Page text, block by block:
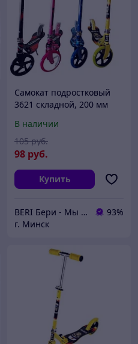
Самокат подростковый
3621 складной, 200 мм
В наличии
98 руб.
105 руб.
Купить
BERI Бери - Мы ненавидим демпинг, но нас вынуждают конкуренты
93%
г. Минск